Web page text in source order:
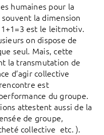
humaines pour la
la dimension
est le leitmotiv.
on dispose de
seul. Mais, cette
la transmutation de
d’agir collective
est
du groupe.
attestent aussi de la
de groupe,
collective etc. ).